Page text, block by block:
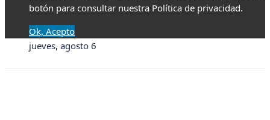
botón para consultar nuestra Política de privacidad.
Ok, Acepto
jueves, agosto 6